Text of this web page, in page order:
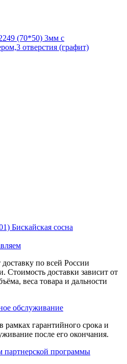
(70*50) 3мм с
отверстия (графит)
Бискайская сосна
по всей России
Стоимость доставки зависит от
веса товара и дальности
обслуживание
рамках гарантийного срока и
после его окончания.
партнерской программы